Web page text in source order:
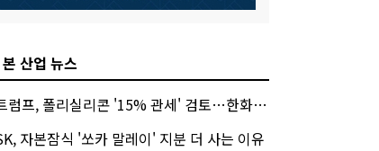
산업 뉴스
럼프, 폴리실리콘 '15% 관세' 검토…한화큐셀·OCI 영향은?
자본잠식 '쏘카 말레이' 지분 더 사는 이유